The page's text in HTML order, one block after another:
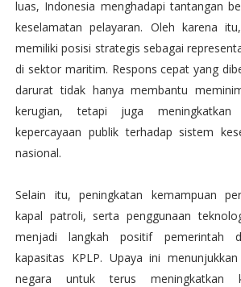
luas, Indonesia menghadapi tantangan
keselamatan pelayaran. Oleh karena
memiliki posisi strategis sebagai
di sektor maritim. Respons cepat yang
darurat tidak hanya membantu
kerugian, tetapi juga
kepercayaan publik terhadap sistem
nasional.
Selain itu, peningkatan kemampuan
kapal patroli, serta penggunaan
menjadi langkah positif pemerintah
kapasitas KPLP. Upaya ini
negara untuk terus meningkatkan